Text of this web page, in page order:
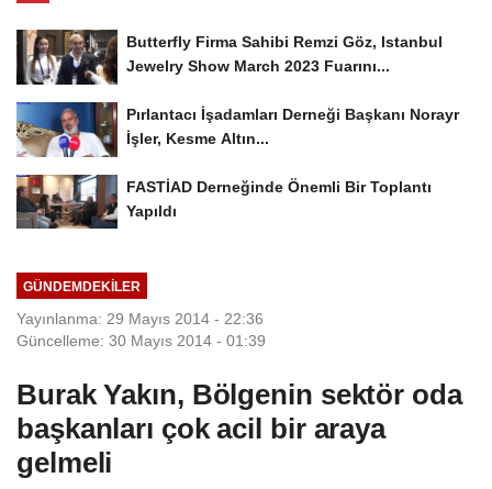
Butterfly Firma Sahibi Remzi Göz, Istanbul
Jewelry Show March 2023 Fuarını...
Pırlantacı İşadamları Derneği Başkanı Norayr
İşler, Kesme Altın...
FASTİAD Derneğinde Önemli Bir Toplantı
Yapıldı
GÜNDEMDEKILER
Yayınlanma: 29 Mayıs 2014 - 22:36
Güncelleme: 30 Mayıs 2014 - 01:39
Burak Yakın, Bölgenin sektör oda
başkanları çok acil bir araya
gelmeli